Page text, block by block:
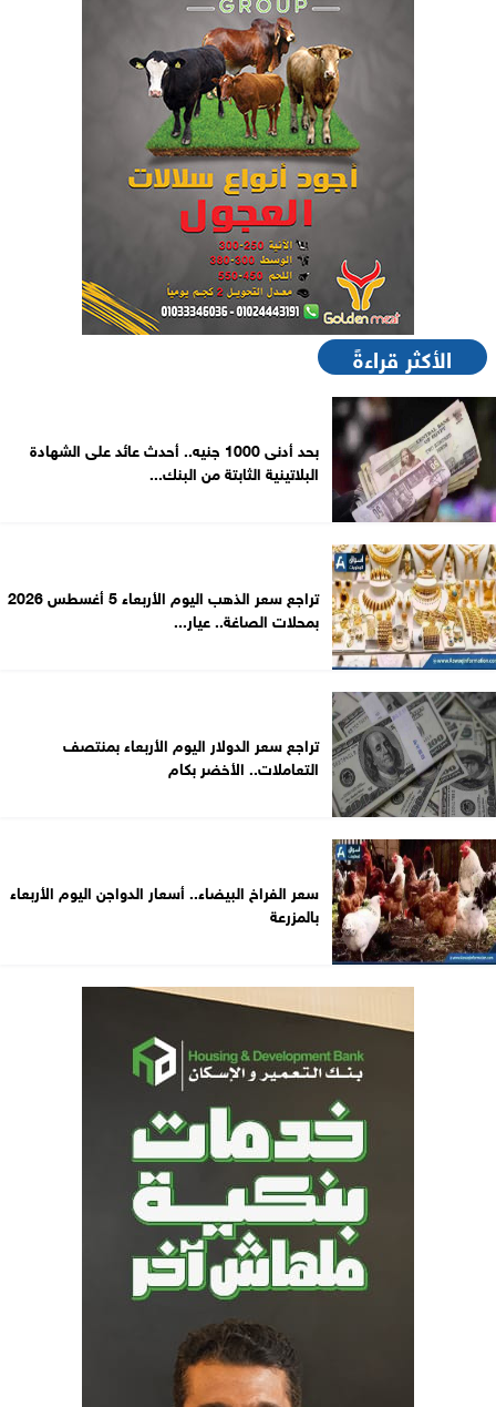
الأكثر قراءةً
بحد أدنى 1000 جنيه.. أحدث عائد على الشهادة
البلاتينية الثابتة من البنك...
تراجع سعر الذهب اليوم الأربعاء 5 أغسطس 2026
بمحلات الصاغة.. عيار...
تراجع سعر الدولار اليوم الأربعاء بمنتصف
التعاملات.. الأخضر بكام
سعر الفراخ البيضاء.. أسعار الدواجن اليوم الأربعاء
بالمزرعة